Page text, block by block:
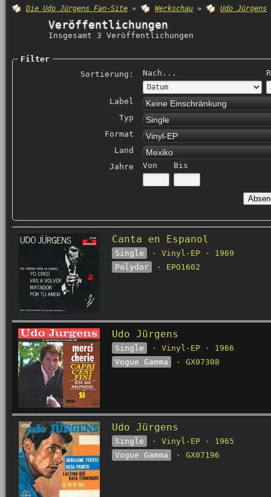
Die Udo Jürgens Fan-Site » Werkschau » Udo Jürgens
Veröffentlichungen
Insgesamt 3 Veröffentlichungen
Filter
Sortierung:
Nach...
Label Keine Einschränkung
Typ Single
Format Vinyl-EP
Land Mexiko
Jahre Von Bis
Canta en Espanol
Single
· Vinyl-EP · 1969
Polydor
· EPO1602
Udo Jürgens
Single
· Vinyl-EP · 1966
Vogue Gamma
· GX07308
Udo Jürgens
Single
· Vinyl-EP · 1965
Vogue Gamma
· GX07196